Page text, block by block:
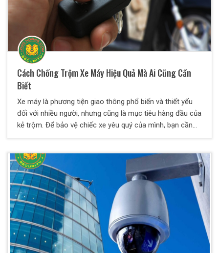
Cách Chống Trộm Xe Máy Hiệu Quả Mà Ai Cũng Cần
Biết
Xe máy là phương tiện giao thông phổ biến và thiết yếu
đối với nhiều người, nhưng cũng là mục tiêu hàng đầu của
kẻ trộm. Để bảo vệ chiếc xe yêu quý của mình, bạn cần
máy.